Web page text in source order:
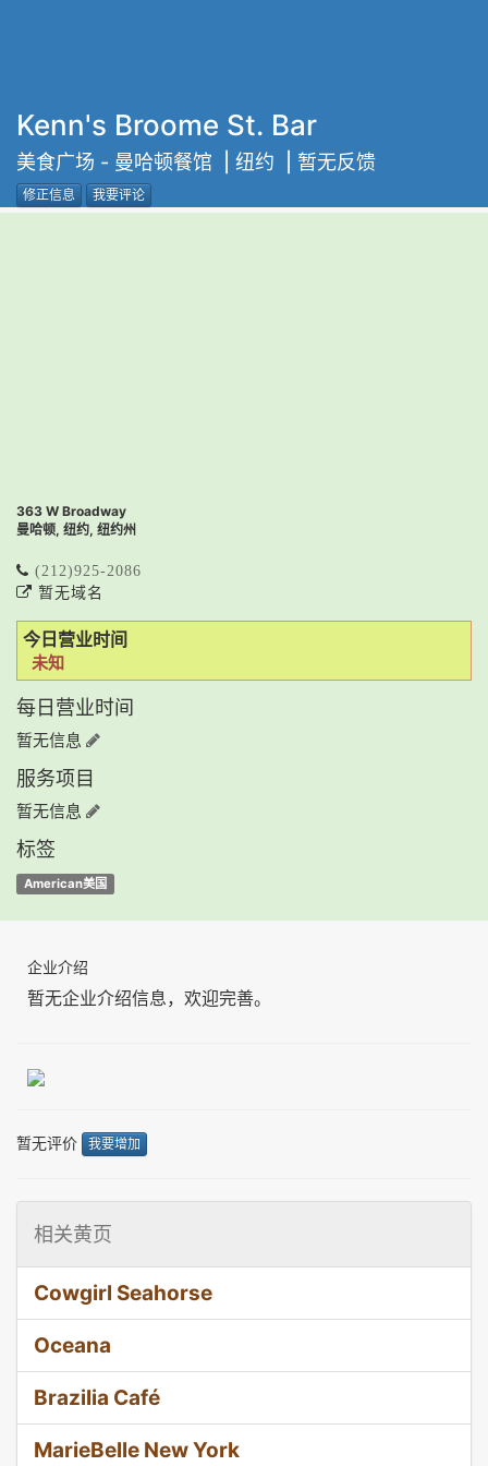
Kenn's Broome St. Bar
美食广场 - 曼哈顿餐馆 | 纽约 | 暂无反馈
修正信息 我要评论
363 W Broadway
曼哈顿, 纽约, 纽约州
(212)925-2086
暂无域名
今日营业时间
未知
每日营业时间
暂无信息
服务项目
暂无信息
标签
American美国
企业介绍
暂无企业介绍信息，欢迎完善。
暂无评价 我要增加
相关黄页
Cowgirl Seahorse
Oceana
Brazilia Café
MarieBelle New York